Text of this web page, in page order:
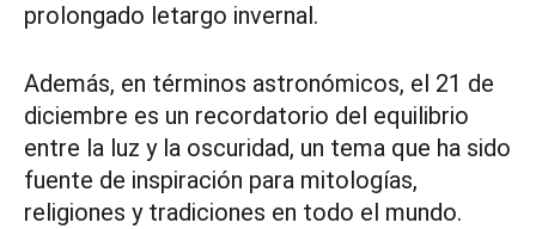
prolongado letargo invernal.
Además, en términos astronómicos, el 21 de
diciembre es un recordatorio del equilibrio
entre la luz y la oscuridad, un tema que ha sido
fuente de inspiración para mitologías,
religiones y tradiciones en todo el mundo.